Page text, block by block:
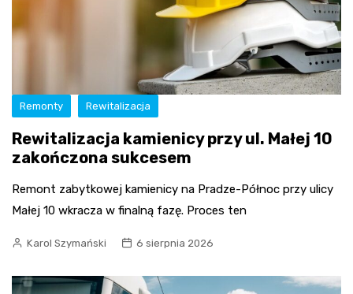
Remonty Rewitalizacja
Rewitalizacja kamienicy przy ul. Małej 10
zakończona sukcesem
Remont zabytkowej kamienicy na Pradze-Północ przy ulicy
Małej 10 wkracza w finalną fazę. Proces ten
Karol Szymański 6 sierpnia 2026